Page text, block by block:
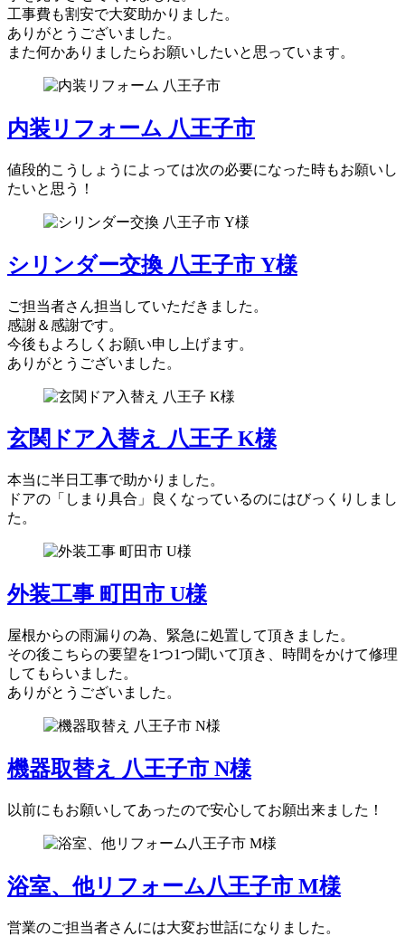
工事費も割安で大変助かりました。
ありがとうございました。
また何かありましたらお願いしたいと思っています。
内装リフォーム 八王子市
値段的こうしょうによっては次の必要になった時もお願いし
たいと思う！
シリンダー交換 八王子市 Y様
ご担当者さん担当していただきました。
感謝＆感謝です。
今後もよろしくお願い申し上げます。
ありがとうございました。
玄関ドア入替え 八王子 K様
本当に半日工事で助かりました。
ドアの「しまり具合」良くなっているのにはびっくりしまし
た。
外装工事 町田市 U様
屋根からの雨漏りの為、緊急に処置して頂きました。
その後こちらの要望を1つ1つ聞いて頂き、時間をかけて修理
してもらいました。
ありがとうございました。
機器取替え 八王子市 N様
以前にもお願いしてあったので安心してお願出来ました！
浴室、他リフォーム八王子市 M様
営業のご担当者さんには大変お世話になりました。